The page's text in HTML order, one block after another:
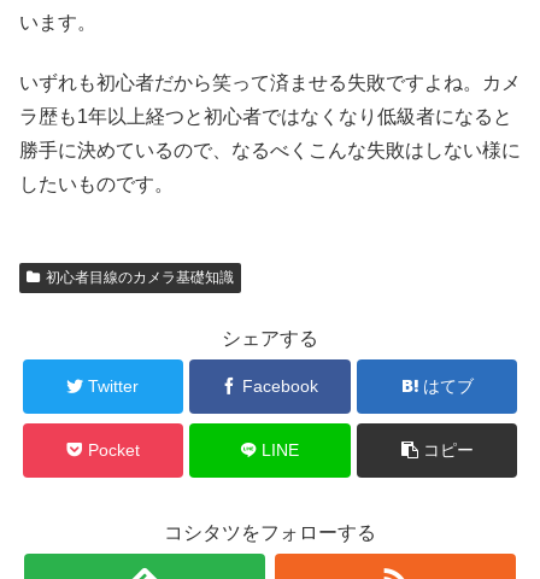
います。
いずれも初心者だから笑って済ませる失敗ですよね。カメ
ラ歴も1年以上経つと初心者ではなくなり低級者になると
勝手に決めているので、なるべくこんな失敗はしない様に
したいものです。
初心者目線のカメラ基礎知識
シェアする
Twitter Facebook はてブ
Pocket LINE コピー
コシタツをフォローする